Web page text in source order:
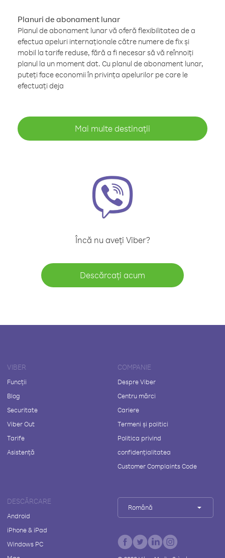
Planuri de abonament lunar
Planul de abonament lunar vă oferă flexibilitatea de a
efectua apeluri internaționale către numere de fix și
mobil la tarife reduse, fără a fi necesar să vă reînnoiți
planul la un moment dat. Cu planul de abonament lunar,
puteți face economii în privința apelurilor pe care le
efectuați deja
Mai multe destinații
Încă nu aveți Viber?
Descărcați acum
VIBER
Funcții
Blog
Securitate
Viber Out
Tarife
Asistență
COMPANIE
Despre Viber
Centru mărci
Cariere
Termeni și politici
Politica privind
confidențialitatea
Customer Complaints Code
DESCĂRCARE
Android
iPhone & iPad
Windows PC
Română